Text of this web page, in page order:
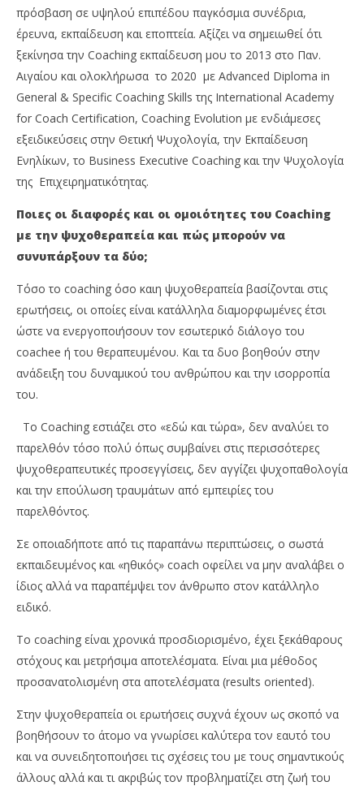
πρόσβαση σε υψηλού επιπέδου παγκόσμια συνέδρια,
έρευνα, εκπαίδευση και εποπτεία. Αξίζει να σημειωθεί ότι
ξεκίνησα την Coaching εκπαίδευση μου το 2013 στο Παν.
Αιγαίου και ολοκλήρωσα το 2020 με Advanced Diploma in
General & Specific Coaching Skills της International Academy
for Coach Certification, Coaching Evolution με ενδιάμεσες
εξειδικεύσεις στην Θετική Ψυχολογία, την Εκπαίδευση
Ενηλίκων, το Business Executive Coaching και την Ψυχολογία
της Επιχειρηματικότητας.
Ποιες οι διαφορές και οι ομοιότητες του Coaching
με την ψυχοθεραπεία και πώς μπορούν να
συνυπάρξουν τα δύο;
Τόσο το coaching όσο καιη ψυχοθεραπεία βασίζονται στις
ερωτήσεις, οι οποίες είναι κατάλληλα διαμορφωμένες έτσι
ώστε να ενεργοποιήσουν τον εσωτερικό διάλογο του
coachee ή του θεραπευμένου. Και τα δυο βοηθούν στην
ανάδειξη του δυναμικού του ανθρώπου και την ισορροπία
του.
Το Coaching εστιάζει στο «εδώ και τώρα», δεν αναλύει το
παρελθόν τόσο πολύ όπως συμβαίνει στις περισσότερες
ψυχοθεραπευτικές προσεγγίσεις, δεν αγγίζει ψυχοπαθολογία
και την επούλωση τραυμάτων από εμπειρίες του
παρελθόντος.
Σε οποιαδήποτε από τις παραπάνω περιπτώσεις, ο σωστά
εκπαιδευμένος και «ηθικός» coach οφείλει να μην αναλάβει ο
ίδιος αλλά να παραπέμψει τον άνθρωπο στον κατάλληλο
ειδικό.
Το coaching είναι χρονικά προσδιορισμένο, έχει ξεκάθαρους
στόχους και μετρήσιμα αποτελέσματα. Είναι μια μέθοδος
προσανατολισμένη στα αποτελέσματα (results oriented).
Στην ψυχοθεραπεία οι ερωτήσεις συχνά έχουν ως σκοπό να
βοηθήσουν το άτομο να γνωρίσει καλύτερα τον εαυτό του
και να συνειδητοποιήσει τις σχέσεις του με τους σημαντικούς
άλλους αλλά και τι ακριβώς τον προβληματίζει στη ζωή του